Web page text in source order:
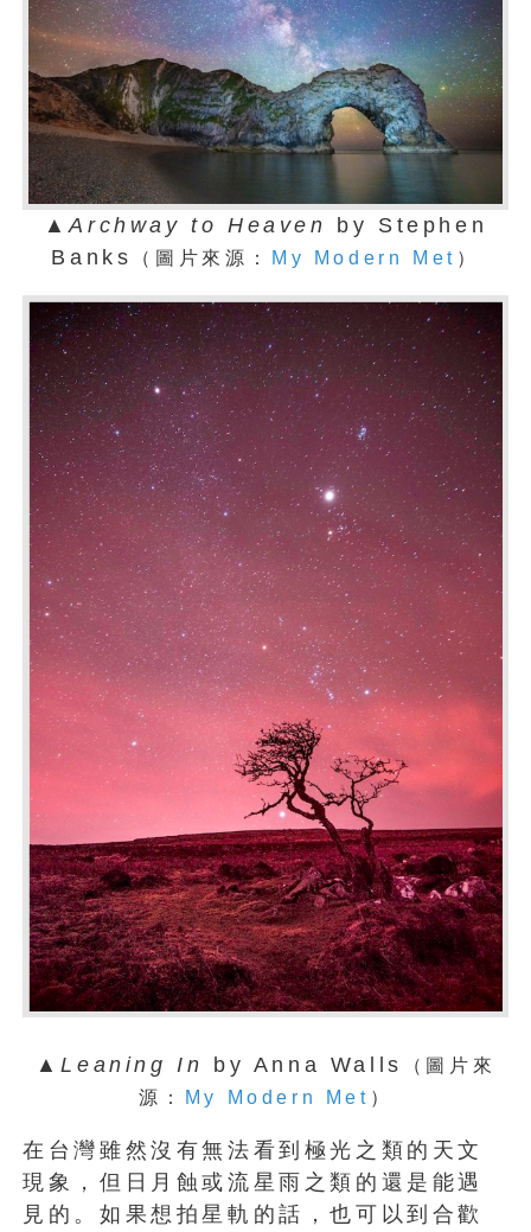
▲Archway to Heaven
by Stephen
Banks
（圖片來源： My Modern Met ）
▲Leaning In by Anna Walls
（圖片來
源：
My Modern Met ）
在台灣雖然沒有無法看到極光之類的天文
現象，但日月蝕或流星雨之類的還是能遇
見的。如果想拍星軌的話，也可以到合歡